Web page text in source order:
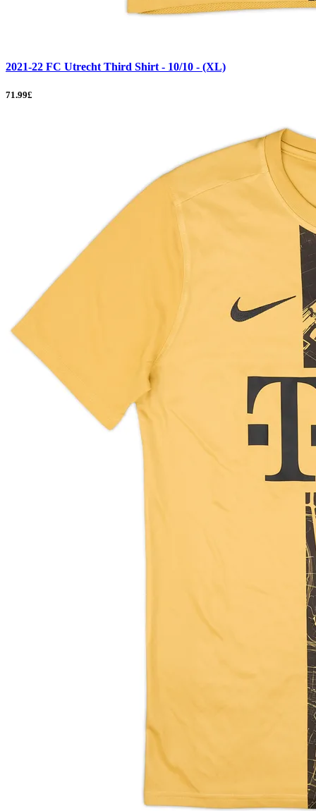
2021-22 FC Utrecht Third Shirt - 10/10 - (XL)
71.99£